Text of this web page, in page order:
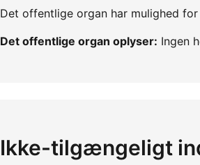
Det offentlige organ har mulighed
Det offentlige organ oplyser: Ingen
Ikke-tilgængeligt